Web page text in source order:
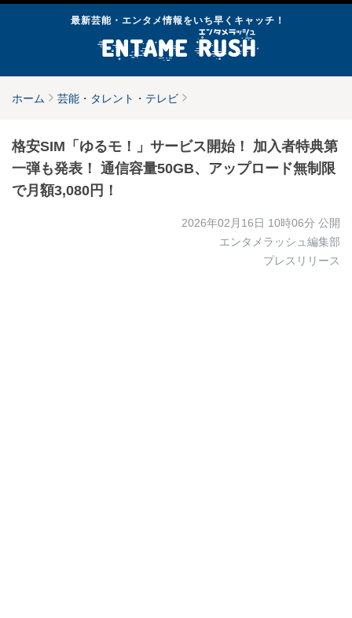
最新芸能・エンタメ情報をいち早くキャッチ！
ホーム 芸能・タレント・テレビ
格安SIM「ゆるモ！」サービス開始！ 加入者特典第
一弾も発表！ 通信容量50GB、アップロード無制限
で月額3,080円！
2026年02月16日 10時06分 公開
エンタメラッシュ編集部
プレスリリース